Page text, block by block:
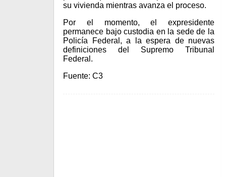
su vivienda mientras avanza el proceso.
Por el momento, el expresidente
permanece bajo custodia en la sede de la
Policía Federal, a la espera de nuevas
definiciones del Supremo Tribunal
Federal.
Fuente: C3